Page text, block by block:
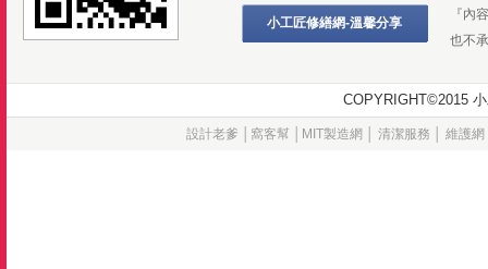
小工匠修繕網-溫馨分享
『內
也不
設計老爹 窩客幫│ MIT製造網 清潔服務 維護網